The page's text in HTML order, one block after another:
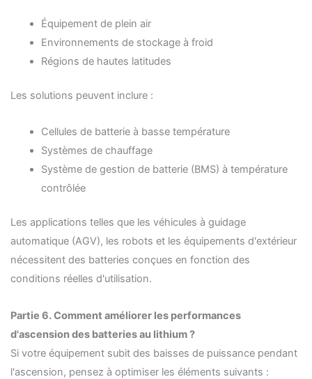
Équipement de plein air
Environnements de stockage à froid
Régions de hautes latitudes
Les solutions peuvent inclure :
Cellules de batterie à basse température
Systèmes de chauffage
Système de gestion de batterie (BMS) à température
contrôlée
Les applications telles que les véhicules à guidage
automatique (AGV), les robots et les équipements d'extérieur
nécessitent des batteries conçues en fonction des
conditions réelles d'utilisation.
Partie 6. Comment améliorer les performances
d'ascension des batteries au lithium ?
Si votre équipement subit des baisses de puissance pendant
l'ascension, pensez à optimiser les éléments suivants :